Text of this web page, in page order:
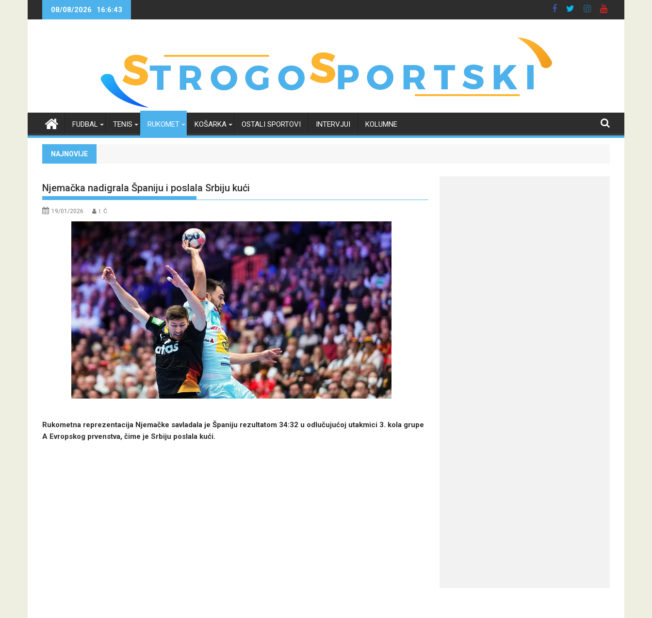
08/08/2026 16:6:43
FUDBAL TENIS RUKOMET KOŠARKA OSTALI SPORTOVI INTERVJUI KOLUMNE
NAJNOVIJE
Njemačka nadigrala Španiju i poslala Srbiju kući
19/01/2026 I. Ć.
Rukometna reprezentacija Njemačke savladala je Španiju rezultatom 34:32 u odlučujućoj utakmici 3. kola grupe
A Evropskog prvenstva, čime je Srbiju poslala kući.